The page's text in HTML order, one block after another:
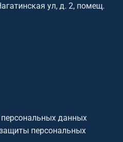
ул, д. 2, помещ.
данных
персональных